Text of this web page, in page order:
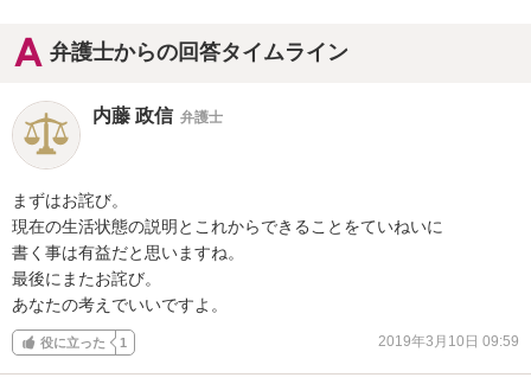
弁護士からの回答タイムライン
内藤 政信 弁護士
まずはお詫び。
現在の生活状態の説明とこれからできることをていねいに
書く事は有益だと思いますね。
最後にまたお詫び。
あなたの考えでいいですよ。
役に立った 1 2019年3月10日 09:59